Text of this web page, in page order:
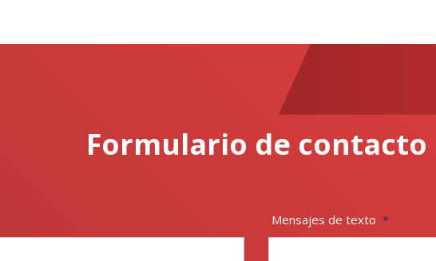
Formulario de contacto
Mensajes de texto *